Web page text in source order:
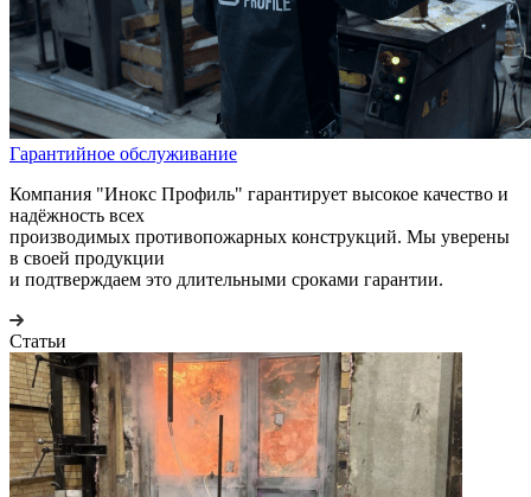
Гарантийное обслуживание
Компания "Инокс Профиль" гарантирует высокое качество и
надёжность всех
производимых противопожарных конструкций. Мы уверены
в своей продукции
и подтверждаем это длительными сроками гарантии.
Статьи